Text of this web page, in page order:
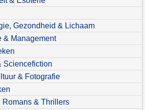
Gezondheid & Lichaam
& Management
Sciencefiction
& Fotografie
Romans & Thrillers